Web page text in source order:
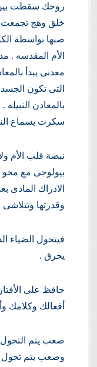
روحك سقطت
خلق وهج تجمعت
صبها بواسطة
معدنى يبدأ
التى تكون
بالمعادن
سكرت بسماع
نبضة قلب الأم
بيولوجى مع محو
الادراك المادى
وقدرتها
فيتحول الضياء
يحرق .
حافظ على
أفعالك وكلامك
صعب يتم التحول
وصعب يتم تحول